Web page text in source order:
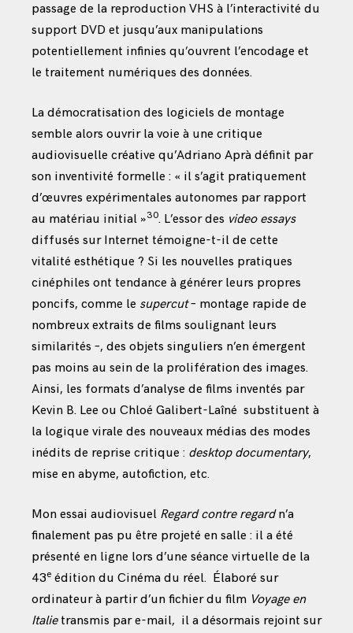
passage de la reproduction VHS à l’interactivité du
support DVD et jusqu’aux manipulations
potentiellement infinies qu’ouvrent l’encodage et
le traitement numériques des données.
La démocratisation des logiciels de montage
semble alors ouvrir la voie à une critique
audiovisuelle créative qu’Adriano Aprà définit par
son inventivité formelle : « il s’agit pratiquement
d’œuvres expérimentales autonomes par rapport
au matériau initial »30. L’essor des video essays
diffusés sur Internet témoigne-t-il de cette
vitalité esthétique ? Si les nouvelles pratiques
cinéphiles ont tendance à générer leurs propres
poncifs, comme le supercut– montage rapide de
nombreux extraits de films soulignant leurs
similarités –, des objets singuliers n’en émergent
pas moins au sein de la prolifération des images.
Ainsi, les formats d’analyse de films inventés par
Kevin B. Lee ou Chloé Galibert-Laîné substituent à
la logique virale des nouveaux médias des modes
inédits de reprise critique : desktop documentary,
mise en abyme, autofiction, etc.
Mon essai audiovisuel Regard contre regardn’a
finalement pas pu être projeté en salle : il a été
présenté en ligne lors d’une séance virtuelle de la
43e édition du Cinéma du réel. Élaboré sur
ordinateur à partir d’un fichier du film Voyage en
Italietransmis par e-mail, il a désormais rejoint sur